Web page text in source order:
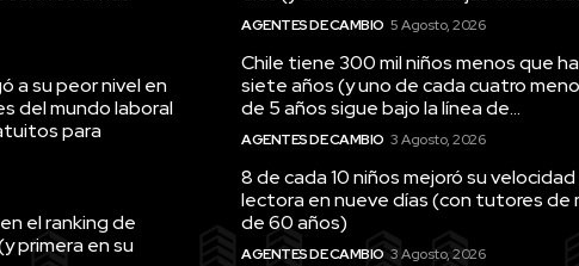
a su peor nivel en
del mundo laboral
para
el ranking de
primera en su
AGENTES DE CAMBIO 5 Agosto, 2026
Chile tiene 300 mil niños menos que
siete años (y uno de cada cuatro
de 5 años sigue bajo la línea de...
AGENTES DE CAMBIO 3 Agosto, 2026
8 de cada 10 niños mejoró su velocidad
lectora en nueve días (con tutores de
de 60 años)
AGENTES DE CAMBIO 3 Agosto, 2026